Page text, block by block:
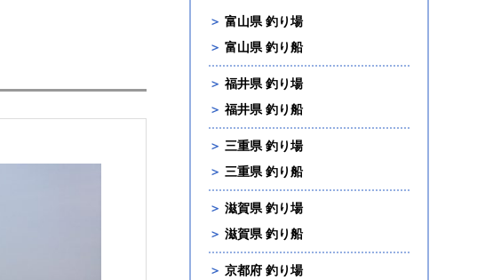
＞ 富山県 釣り場
＞ 富山県 釣り船
＞ 福井県 釣り場
＞ 福井県 釣り船
＞ 三重県 釣り場
＞ 三重県 釣り船
＞ 滋賀県 釣り場
＞ 滋賀県 釣り船
＞ 京都府 釣り場